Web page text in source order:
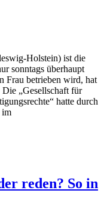
Holstein) ist die
sonntags überhaupt
Frau betrieben wird, hat
„Gesellschaft für
hatte durch
im
reden? So in